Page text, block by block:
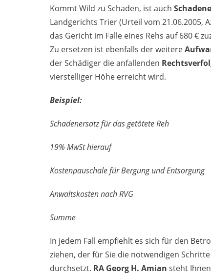
Kommt Wild zu Schaden, ist auch
Landgerichts Trier (Urteil vom 21.06.2005,
das Gericht im Falle eines Rehs auf 680 €
Zu ersetzen ist ebenfalls der weitere
der Schädiger die anfallenden
vierstelliger Höhe erreicht wird.
Beispiel:
Schadenersatz für
19% MwSt
Kostenpauschale für
Anwaltskosten
In jedem Fall empfiehlt es sich für den
ziehen, der für Sie die notwendigen
durchsetzt. RA Georg H. Amian steht